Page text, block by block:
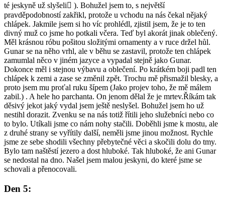
té jeskyně už slyšeli ). Bohužel jsem to, s největší
pravděpodobností zakřikl, protože u vchodu na nás čekal nějaký
chlápek. Jakmile jsem si ho víc prohlédl, zjistil jsem, že je to ten
divný muž co jsme ho potkali včera. Teď byl akorát jinak oblečený.
Měl krásnou róbu pošitou složitými ornamenty a v ruce držel hůl.
Gunar se na něho vrhl, ale v běhu se zastavil, protože ten chlápek
zamumlal něco v jiném jazyce a vypadal stejně jako Gunar.
Dokonce měl i stejnou výbavu a oblečení. Po krátkém boji padl ten
chlápek k zemi a zase se změnil zpět. Trochu mě přismažil blesky, a
proto jsem mu proťal ruku šípem (Jako projev toho, že mě málem
zabil.) . A hele ho parchanta. On jenom dělal že je mrtev.Říkám tak
děsivý jekot jaký vydal jsem ještě neslyšel. Bohužel jsem ho už
nestihl dorazit. Zvenku se na nás totiž řítili jeho služebníci nebo co
to bylo. Utíkali jsme co nám nohy stačili. Doběhli jsme k mostu, ale
z druhé strany se vyřítily další, neměli jsme jinou možnost. Rychle
jsme ze sebe shodili všechny přebytečné věci a skočili dolu do tmy.
Bylo tam naštěstí jezero a dost hluboké. Tak hluboké, že ani Gunar
se nedostal na dno. Našel jsem malou jeskyni, do které jsme se
schovali a přenocovali.
Den 5: